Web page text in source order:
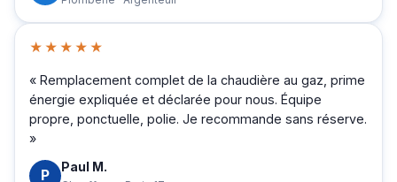
★★★★★
« Remplacement complet de la chaudière au gaz, prime
énergie expliquée et déclarée pour nous. Équipe
propre, ponctuelle, polie. Je recommande sans réserve.
»
P Paul M.